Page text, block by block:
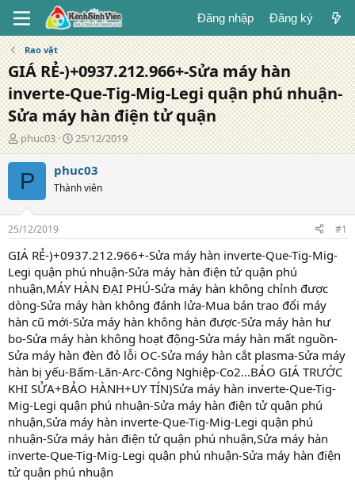
Đăng nhập Đăng ký
Rao vặt
GIÁ RẺ-)+0937.212.966+-Sửa máy hàn
inverte-Que-Tig-Mig-Legi quận phú nhuận-
Sửa máy hàn điện tử quận
T
á
c
g
ả
phuc03
N
g
à
y
đ
g
25/12/2019
P phuc03
Thành viên
25/12/2019 #1
GIÁ RẺ-)+0937.212.966+-Sửa máy hàn inverte-Que-Tig-Mig-
Legi quận phú nhuận-Sửa máy hàn điện tử quận phú
nhuận,MÁY HÀN ĐẠI PHÚ-Sửa máy hàn không chỉnh được
dòng-Sửa máy hàn không đánh lửa-Mua bán trao đổi máy
hàn cũ mới-Sửa máy hàn không hàn được-Sửa máy hàn hư
bo-Sửa máy hàn không hoạt động-Sửa máy hàn mất nguồn-
Sửa máy hàn đèn đỏ lỗi OC-Sửa máy hàn cắt plasma-Sửa máy
hàn bị yếu-Bấm-Lăn-Arc-Công Nghiệp-Co2...BÁO GIÁ TRƯỚC
KHI SỬA+BẢO HÀNH+UY TÍN)Sửa máy hàn inverte-Que-Tig-
Mig-Legi quận phú nhuận-Sửa máy hàn điện tử quận phú
nhuận,Sửa máy hàn inverte-Que-Tig-Mig-Legi quận phú
nhuận-Sửa máy hàn điện tử quận phú nhuận,Sửa máy hàn
inverte-Que-Tig-Mig-Legi quận phú nhuận-Sửa máy hàn điện
tử quận phú nhuận